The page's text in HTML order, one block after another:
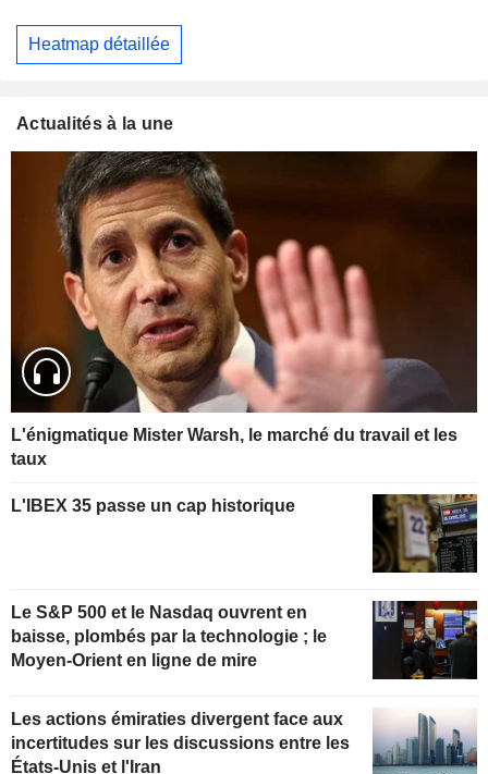
Heatmap détaillée
Actualités à la une
L'énigmatique Mister Warsh, le marché du travail et les
taux
L'IBEX 35 passe un cap historique
Le S&P 500 et le Nasdaq ouvrent en
baisse, plombés par la technologie ; le
Moyen-Orient en ligne de mire
Les actions émiraties divergent face aux
incertitudes sur les discussions entre les
États-Unis et l'Iran